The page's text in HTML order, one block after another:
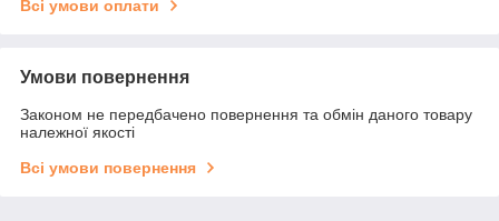
Всі умови оплати
Умови повернення
Законом не передбачено повернення та обмін даного товару
належної якості
Всі умови повернення